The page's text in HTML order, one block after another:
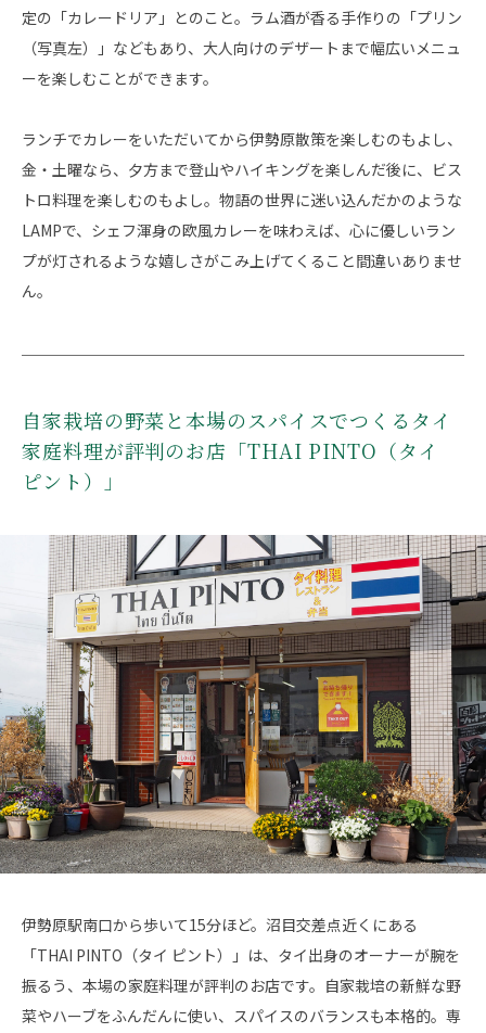
定の「カレードリア」とのこと。ラム酒が香る手作りの「プリン
（写真左）」などもあり、大人向けのデザートまで幅広いメニュ
ーを楽しむことができます。
ランチでカレーをいただいてから伊勢原散策を楽しむのもよし、
金・土曜なら、夕方まで登山やハイキングを楽しんだ後に、ビス
トロ料理を楽しむのもよし。物語の世界に迷い込んだかのような
LAMPで、シェフ渾身の欧風カレーを味わえば、心に優しいラン
プが灯されるような嬉しさがこみ上げてくること間違いありませ
ん。
自家栽培の野菜と本場のスパイスでつくるタイ
家庭料理が評判のお店「THAI PINTO（タイ
ピント）」
伊勢原駅南口から歩いて15分ほど。沼目交差点近くにある
「THAI PINTO（タイ ピント）」は、タイ出身のオーナーが腕を
振るう、本場の家庭料理が評判のお店です。自家栽培の新鮮な野
菜やハーブをふんだんに使い、スパイスのバランスも本格的。専